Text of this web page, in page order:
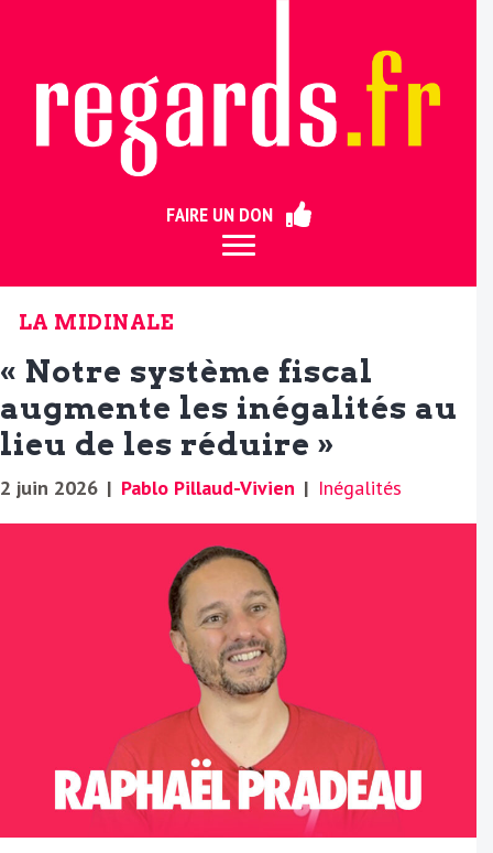
FAIRE UN DON
LA MIDINALE
« Notre système fiscal
augmente les inégalités au
lieu de les réduire »
2 juin 2026 | Pablo Pillaud-Vivien | Inégalités